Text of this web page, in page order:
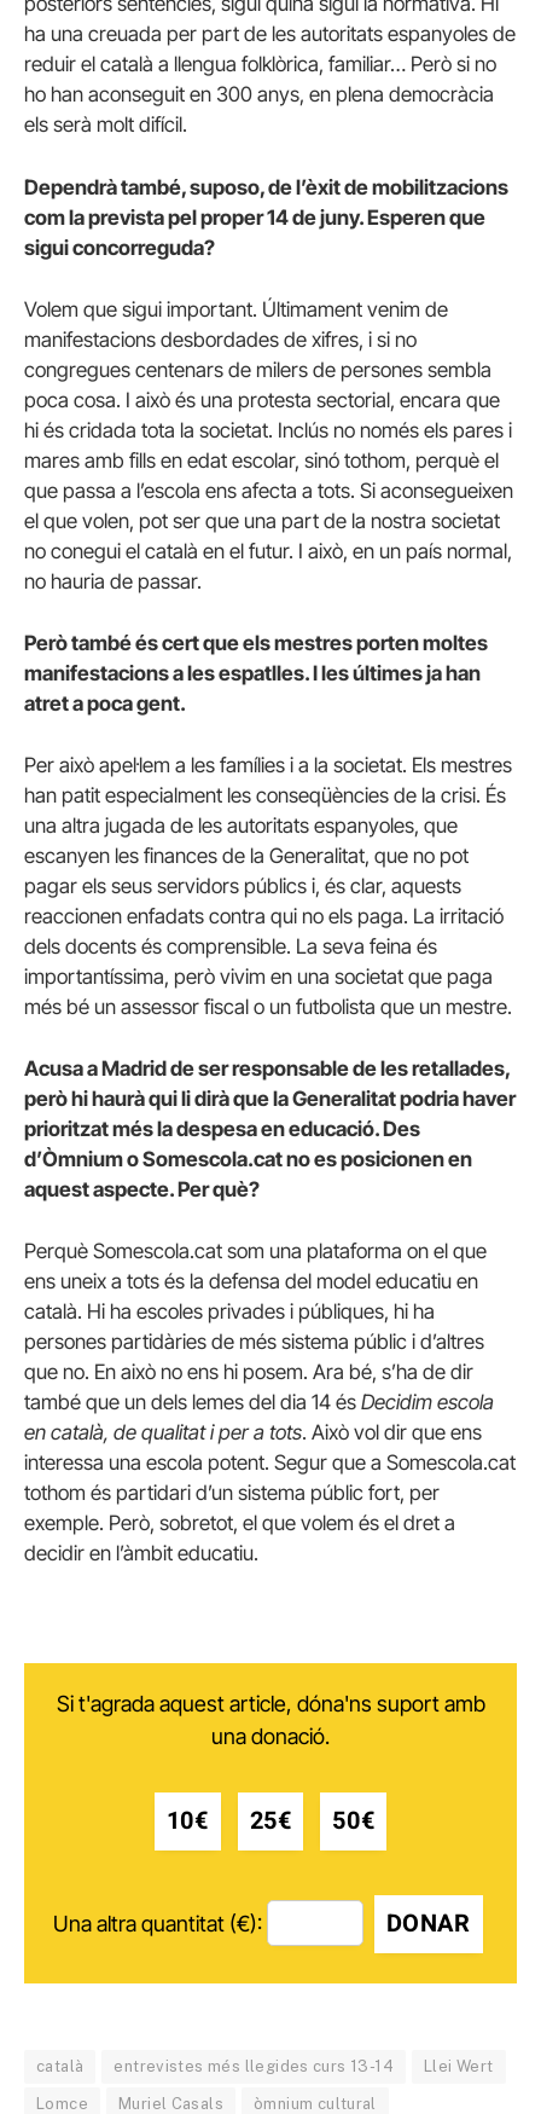
ha una creuada per part de les autoritats espanyoles de
reduir el català a llengua folklòrica, familiar… Però si no
ho han aconseguit en 300 anys, en plena democràcia
els serà molt difícil.
Dependrà també, suposo, de l’èxit de mobilitzacions
com la prevista pel proper 14 de juny. Esperen que
sigui concorreguda?
Volem que sigui important. Últimament venim de
manifestacions desbordades de xifres, i si no
congregues centenars de milers de persones sembla
poca cosa. I això és una protesta sectorial, encara que
hi és cridada tota la societat. Inclús no només els pares i
mares amb fills en edat escolar, sinó tothom, perquè el
que passa a l’escola ens afecta a tots. Si aconsegueixen
el que volen, pot ser que una part de la nostra societat
no conegui el català en el futur. I això, en un país normal,
no hauria de passar.
Però també és cert que els mestres porten moltes
manifestacions a les espatlles. I les últimes ja han
atret a poca gent.
Per això apel·lem a les famílies i a la societat. Els mestres
han patit especialment les conseqüències de la crisi. És
una altra jugada de les autoritats espanyoles, que
escanyen les finances de la Generalitat, que no pot
pagar els seus servidors públics i, és clar, aquests
reaccionen enfadats contra qui no els paga. La irritació
dels docents és comprensible. La seva feina és
importantíssima, però vivim en una societat que paga
més bé un assessor fiscal o un futbolista que un mestre.
Acusa a Madrid de ser responsable de les retallades,
però hi haurà qui li dirà que la Generalitat podria haver
prioritzat més la despesa en educació. Des
d’Òmnium o Somescola.cat no es posicionen en
aquest aspecte. Per què?
Perquè Somescola.cat som una plataforma on el que
ens uneix a tots és la defensa del model educatiu en
català. Hi ha escoles privades i públiques, hi ha
persones partidàries de més sistema públic i d’altres
que no. En això no ens hi posem. Ara bé, s’ha de dir
també que un dels lemes del dia 14 és Decidim escola
en català, de qualitat i per a tots. Això vol dir que ens
interessa una escola potent. Segur que a Somescola.cat
tothom és partidari d’un sistema públic fort, per
exemple. Però, sobretot, el que volem és el dret a
decidir en l’àmbit educatiu.
Si t'agrada aquest article, dóna'ns suport amb
una donació.
10€ 25€ 50€
Una altra quantitat (€): DONAR
català entrevistes més llegides curs 13-14 Llei Wert
Lomce Muriel Casals òmnium cultural